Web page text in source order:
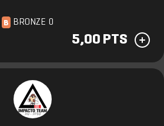
B BRONZE 0
5,00 PTS